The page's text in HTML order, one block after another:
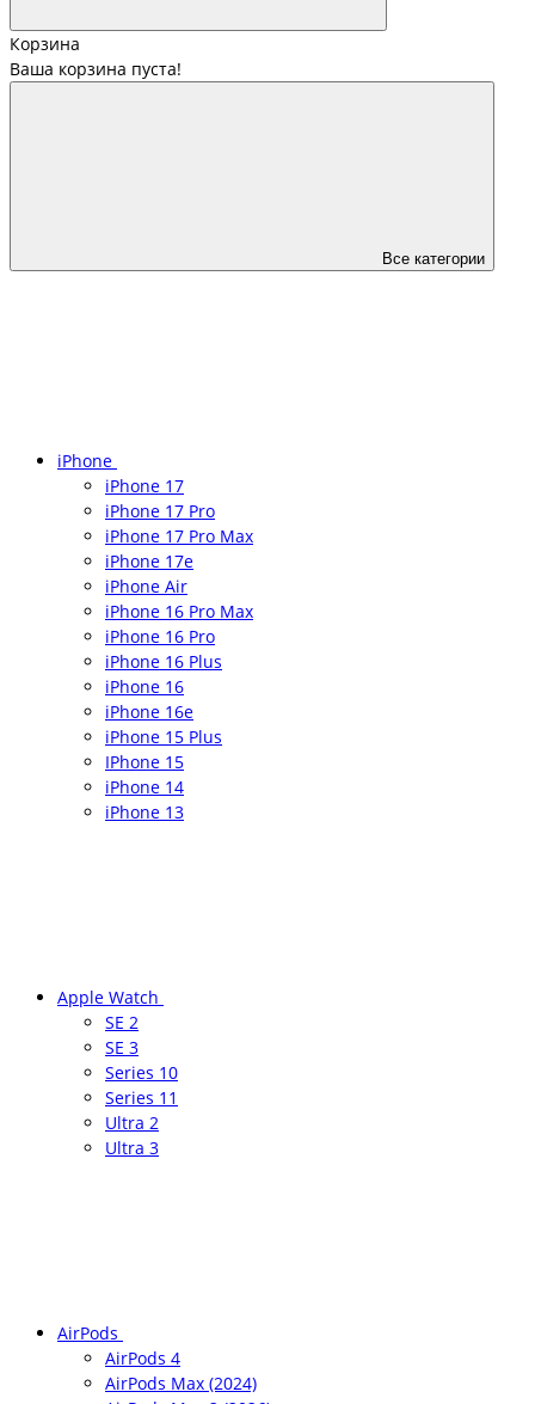
Корзина
Ваша корзина пуста!
Все категории
iPhone
iPhone 17
iPhone 17 Pro
iPhone 17 Pro Max
iPhone 17e
iPhone Air
iPhone 16 Pro Max
iPhone 16 Pro
iPhone 16 Plus
iPhone 16
iPhone 16e
iPhone 15 Plus
IPhone 15
iPhone 14
iPhone 13
Apple Watch
SE 2
SE 3
Series 10
Series 11
Ultra 2
Ultra 3
AirPods
AirPods 4
AirPods Max (2024)